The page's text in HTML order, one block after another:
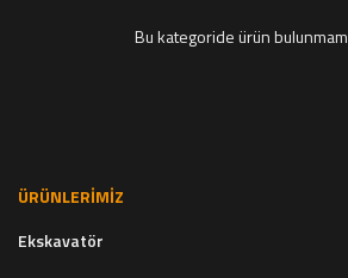
Bu kategoride ürün
ÜRÜNLERIMIZ
Ekskavatör